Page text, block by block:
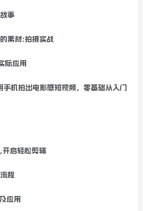
事
素材:拍摄实战
际应用
手机拍出电影感短视频，零基础从入门
启轻松剪辑
程
应用